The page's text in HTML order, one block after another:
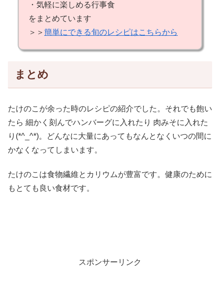
・気軽に楽しめる行事食
をまとめています
＞＞ 簡単にできる旬のレシピはこちらから
まとめ
たけのこが余った時のレシピの紹介でした。それでも飽い
たら 細かく刻んでハンバーグに入れたり 肉みそに入れた
り(*^_^*)。どんなに大量にあってもなんとなくいつの間に
かなくなってしまいます。
たけのこは食物繊維とカリウムが豊富です。健康のために
もとても良い食材です。
スポンサーリンク